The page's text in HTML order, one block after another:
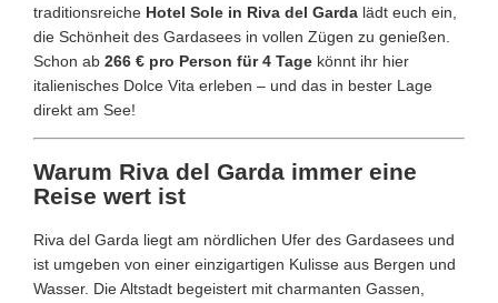
traditionsreiche Hotel Sole in Riva del Garda lädt euch ein,
die Schönheit des Gardasees in vollen Zügen zu genießen.
Schon ab 266 € pro Person für 4 Tage könnt ihr hier
italienisches Dolce Vita erleben – und das in bester Lage
direkt am See!
Warum Riva del Garda immer eine
Reise wert ist
Riva del Garda liegt am nördlichen Ufer des Gardasees und
ist umgeben von einer einzigartigen Kulisse aus Bergen und
Wasser. Die Altstadt begeistert mit charmanten Gassen,